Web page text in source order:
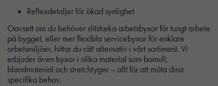
Reflexdetaljer för ökad synlighet
Oavsett om du behöver slitstarka arbetsbyxor för tungt arbete
på bygget, eller mer flexibla servicebyxor för enklare
arbetsmiljöer, hittar du rätt alternativ i vårt sortiment. Vi
erbjuder även byxor i olika material som bomull,
blandmaterial och stretchtyger – allt för att möta dina
specifika behov.